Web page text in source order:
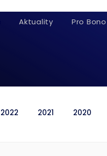
Aktuality Pro Bono
2022 2021 2020